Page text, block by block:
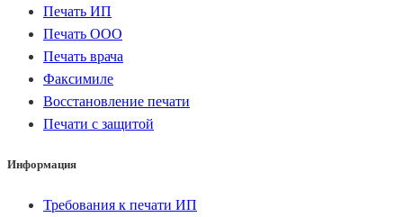
Печать ИП
Печать ООО
Печать врача
Факсимиле
Восстановление печати
Печати с защитой
Информация
Требования к печати ИП